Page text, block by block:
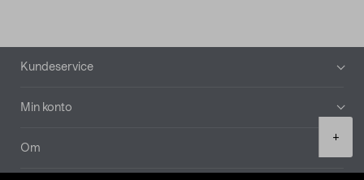
+
Bunntekst
Kundeservice
Min konto
Om